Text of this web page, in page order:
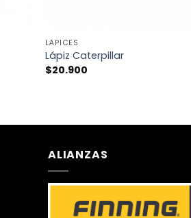
LÁPICES
Lápiz Caterpillar
$20.900
ALIANZAS